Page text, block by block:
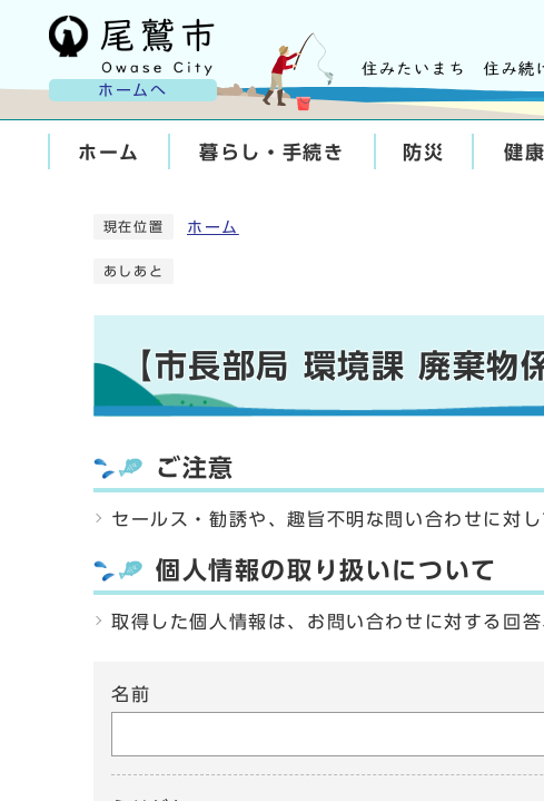
ホームへ
ホーム 暮らし・手続き 防災 健
現在位置 ホーム
あしあと
【市長部局 環境課 廃棄物
ご注意
セールス・勧誘や、趣旨不明な問い合わせに対
個人情報の取り扱いについて
取得した個人情報は、お問い合わせに対する回
名前